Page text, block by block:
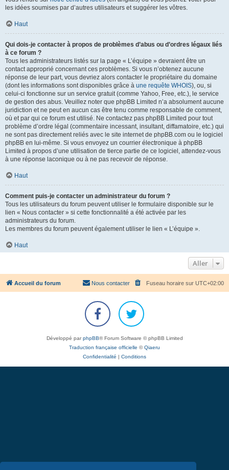
les idées soumises par d’autres utilisateurs et suggérer les vôtres.
Haut
Qui dois-je contacter à propos de problèmes d’abus ou d’ordres légaux liés
à ce forum ?
Tous les administrateurs listés sur la page « L’équipe » devraient être un
contact approprié concernant ces problèmes. Si vous n’obtenez aucune
réponse de leur part, vous devriez alors contacter le propriétaire du domaine
(dont les informations sont disponibles grâce à une requête WHOIS), ou, si
celui-ci fonctionne sur un service gratuit (comme Yahoo, Free, etc.), le service
de gestion des abus. Veuillez noter que phpBB Limited n’a absolument aucune
juridiction et ne peut en aucun cas être tenu comme responsable de comment,
où et par qui ce forum est utilisé. Ne contactez pas phpBB Limited pour tout
problème d’ordre légal (commentaire incessant, insultant, diffamatoire, etc.) qui
ne sont pas directement reliés avec le site internet de phpBB.com ou le logiciel
phpBB en lui-même. Si vous envoyez un courrier électronique à phpBB
Limited à propos d’une utilisation de tierce partie de ce logiciel, attendez-vous
à une réponse laconique ou à ne pas recevoir de réponse.
Haut
Comment puis-je contacter un administrateur du forum ?
Tous les utilisateurs du forum peuvent utiliser le formulaire disponible sur le
lien « Nous contacter » si cette fonctionnalité a été activée par les
administrateurs du forum.
Les membres du forum peuvent également utiliser le lien « L’équipe ».
Haut
Aller
Accueil du forum Fuseau horaire sur UTC+02:00
Nous contacter
Développé parphpBB® Forum Software © phpBB Limited
Traduction française officielle ©Qiaeru
Confidentialité
Conditions